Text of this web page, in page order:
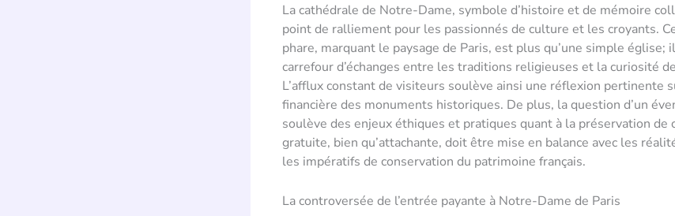
La cathédrale de Notre-Dame, symbole d’histoire et de mémoire
point de ralliement pour les passionnés de culture et les croyants.
phare, marquant le paysage de Paris, est plus qu’une simple église;
carrefour d’échanges entre les traditions religieuses et la curiosité
L’afflux constant de visiteurs soulève ainsi une réflexion pertinente
financière des monuments historiques. De plus, la question d’un
soulève des enjeux éthiques et pratiques quant à la préservation de
gratuite, bien qu’attachante, doit être mise en balance avec les
les impératifs de conservation du patrimoine français.
La controversée de l’entrée payante à Notre-Dame de Paris